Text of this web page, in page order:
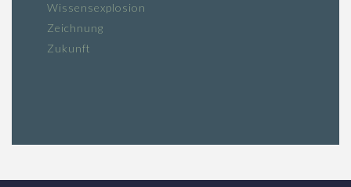
Wissensexplosion
Zeichnung
Zukunft